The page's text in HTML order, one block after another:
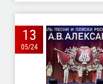
13
05/24